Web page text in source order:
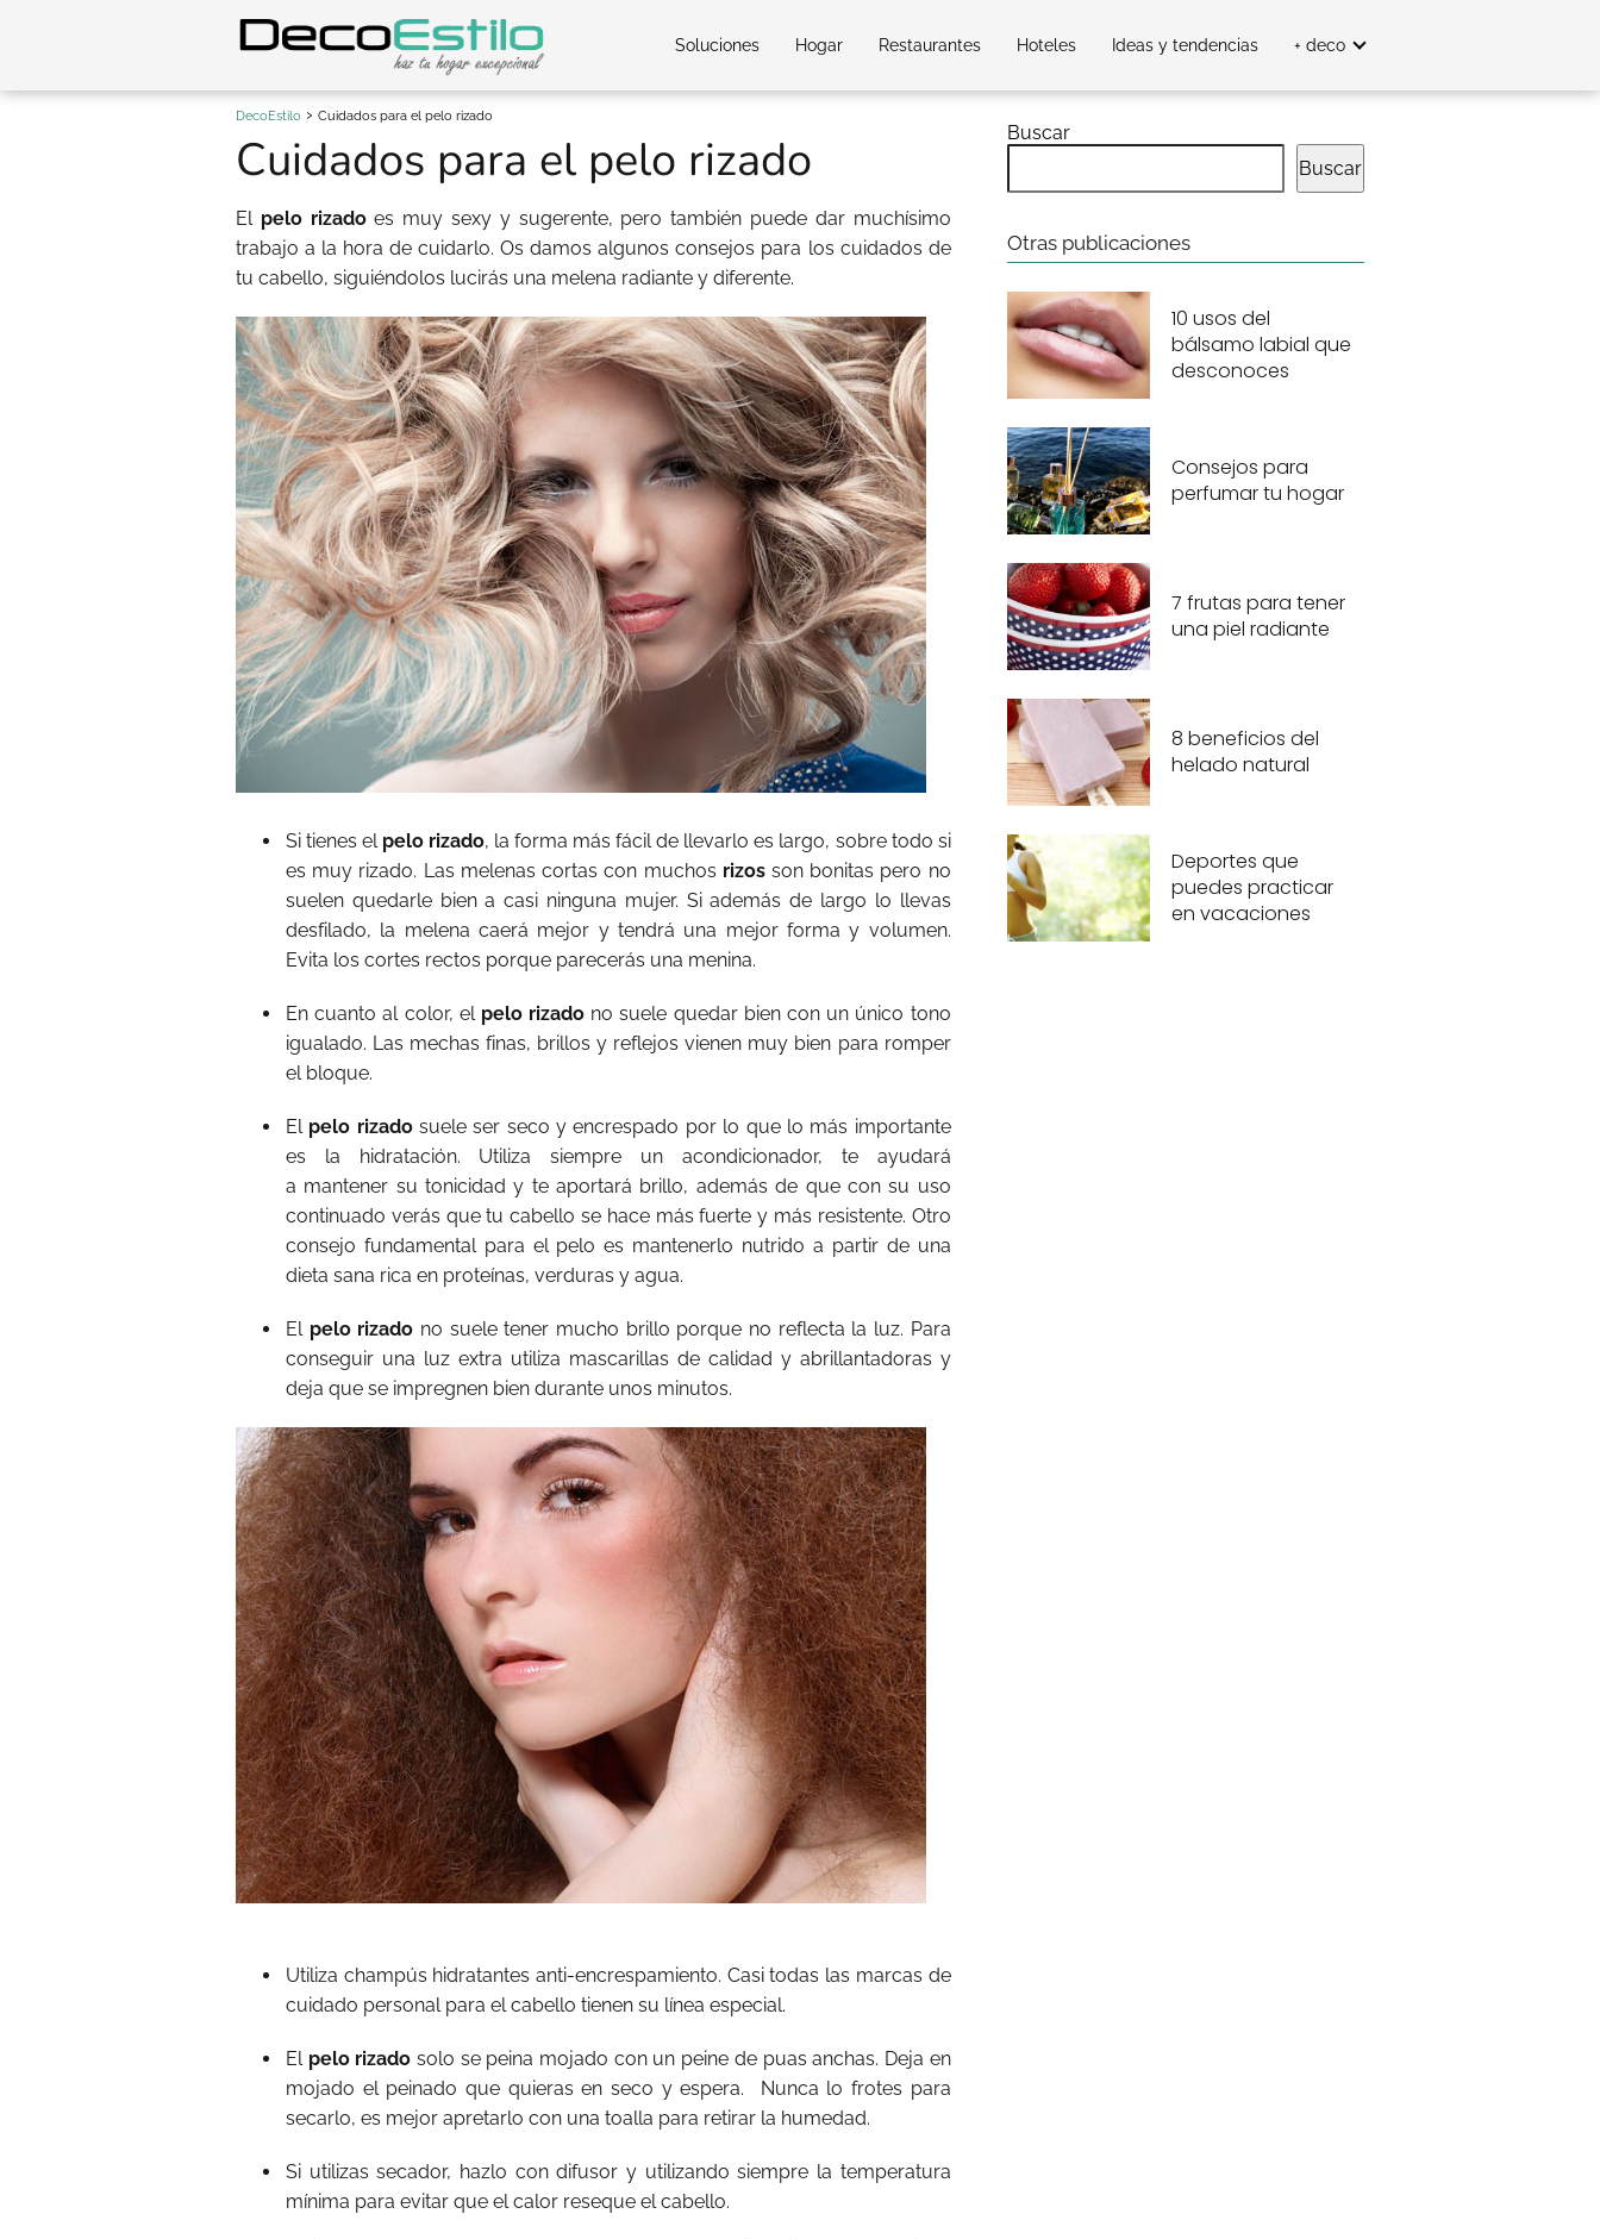
Soluciones Hogar Restaurantes Hoteles Ideas y tendencias + deco
DecoEstilo Cuidados para el pelo rizado
Cuidados para el pelo rizado
El pelo rizadoes muy sexy y sugerente, pero también puede dar muchísimo
trabajo a la hora de cuidarlo. Os damos algunos consejos para los cuidados de
tu cabello, siguiéndolos lucirás una melena radiante y diferente.
Si tienes el pelo rizado, la forma más fácil de llevarlo es largo, sobre todo si
es muy rizado. Las melenas cortas con muchos rizosson bonitas pero no
suelen quedarle bien a casi ninguna mujer. Si además de largo lo llevas
desfilado, la melena caerá mejor y tendrá una mejor forma y volumen.
Evita los cortes rectos porque parecerás una menina.
En cuanto al color, el pelo rizado no suele quedar bien con un único tono
igualado. Las mechas finas, brillos y reflejos vienen muy bien para romper
el bloque.
El pelo rizadosuele ser seco y encrespado por lo que lo más importante
es la hidratación. Utiliza siempre un acondicionador, te ayudará
a mantener su tonicidad y te aportará brillo, además de que con su uso
continuado verás que tu cabello se hace más fuerte y más resistente. Otro
consejo fundamental para el pelo es mantenerlo nutrido a partir de una
dieta sana rica en proteínas, verduras y agua.
El pelo rizado no suele tener mucho brillo porque no reflecta la luz. Para
conseguir una luz extra utiliza mascarillas de calidad y abrillantadoras y
deja que se impregnen bien durante unos minutos.
Utiliza champús hidratantes anti-encrespamiento. Casi todas las marcas de
cuidado personal para el cabello tienen su línea especial.
El pelo rizado solo se peina mojado con un peine de puas anchas. Deja en
mojado el peinado que quieras en seco y espera. Nunca lo frotes para
secarlo, es mejor apretarlo con una toalla para retirar la humedad.
Si utilizas secador, hazlo con difusor y utilizando siempre la temperatura
mínima para evitar que el calor reseque el cabello.
Buscar
Buscar
Otras publicaciones
10 usos del
bálsamo labial que
desconoces
Consejos para
perfumar tu hogar
7 frutas para tener
una piel radiante
8 beneficios del
helado natural
Deportes que
puedes practicar
en vacaciones